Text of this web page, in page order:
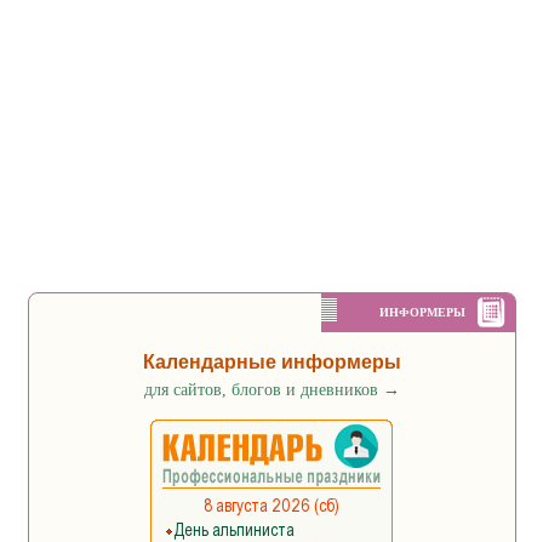
ИНФОРМЕРЫ
Календарные информеры
для сайтов, блогов и дневников →